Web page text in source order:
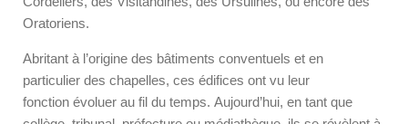
Oratoriens.
Abritant à l’origine des bâtiments conventuels et en
particulier des chapelles, ces édifices ont vu leur
fonction évoluer au fil du temps. Aujourd’hui, en tant que